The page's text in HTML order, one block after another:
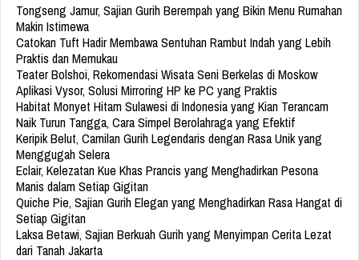
Tongseng Jamur, Sajian Gurih Berempah yang Bikin Menu Rumahan
Makin Istimewa
Catokan Tuft Hadir Membawa Sentuhan Rambut Indah yang Lebih
Praktis dan Memukau
Teater Bolshoi, Rekomendasi Wisata Seni Berkelas di Moskow
Aplikasi Vysor, Solusi Mirroring HP ke PC yang Praktis
Habitat Monyet Hitam Sulawesi di Indonesia yang Kian Terancam
Naik Turun Tangga, Cara Simpel Berolahraga yang Efektif
Keripik Belut, Camilan Gurih Legendaris dengan Rasa Unik yang
Menggugah Selera
Eclair, Kelezatan Kue Khas Prancis yang Menghadirkan Pesona
Manis dalam Setiap Gigitan
Quiche Pie, Sajian Gurih Elegan yang Menghadirkan Rasa Hangat di
Setiap Gigitan
Laksa Betawi, Sajian Berkuah Gurih yang Menyimpan Cerita Lezat
dari Tanah Jakarta